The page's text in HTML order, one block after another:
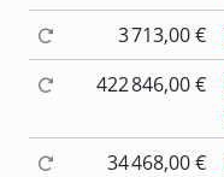
3 713,00 €
422 846,00 €
34 468,00 €